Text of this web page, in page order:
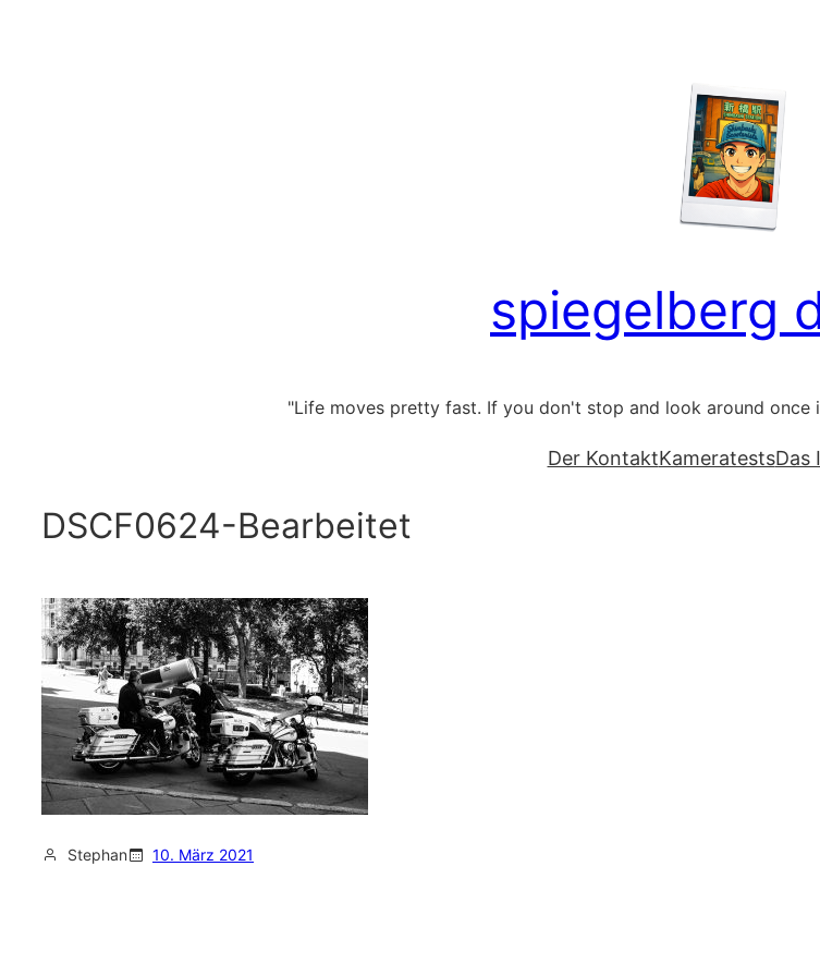
spiegelberg
"Life moves pretty fast. If you don't stop and look around once
Der KontaktKameratestsDas
DSCF0624-Bearbeitet
Stephan 10. März 2021